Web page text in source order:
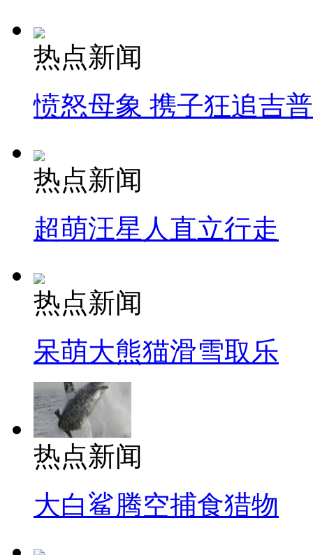
热点新闻
愤怒母象 携子狂追吉
热点新闻
超萌汪星人直立行走
热点新闻
呆萌大熊猫滑雪取乐
热点新闻
大白鲨腾空捕食猎物